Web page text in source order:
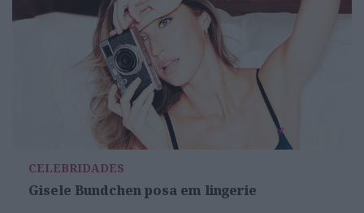
CELEBRIDADES
Gisele Bundchen posa em lingerie